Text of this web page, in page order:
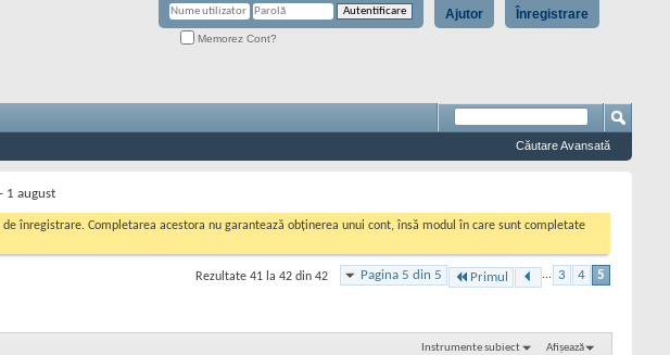
Înregistrare
Ajutor
Memorez Cont?
Căutare Avansată
1 august
înregistrare. Completarea acestora nu garantează obținerea unui cont, însă modul în care sunt completate
Pagina 5 din 5 Primul ... 3 4 5
Rezultate 41 la 42 din 42
Instrumente subiect Afișează